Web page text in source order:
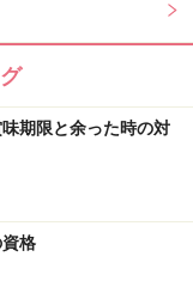
期限と余った時の対
格